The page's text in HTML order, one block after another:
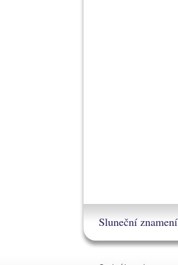
Sluneční znamení